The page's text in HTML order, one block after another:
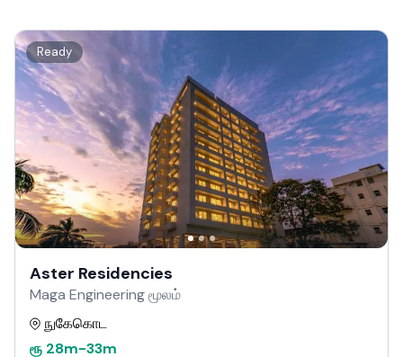
Ready
Aster Residencies
Maga Engineering மூலம்
நுகேகொட
ரூ 28m-33m